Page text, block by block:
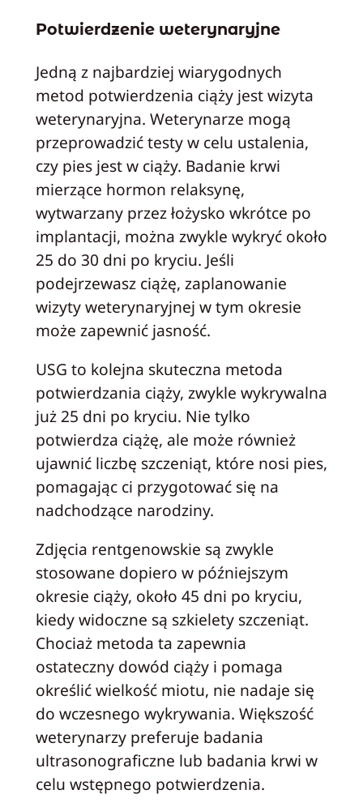
Potwierdzenie weterynaryjne
Jedną z najbardziej wiarygodnych
metod potwierdzenia ciąży jest wizyta
weterynaryjna. Weterynarze mogą
przeprowadzić testy w celu ustalenia,
czy pies jest w ciąży. Badanie krwi
mierzące hormon relaksynę,
wytwarzany przez łożysko wkrótce po
implantacji, można zwykle wykryć około
25 do 30 dni po kryciu. Jeśli
podejrzewasz ciążę, zaplanowanie
wizyty weterynaryjnej w tym okresie
może zapewnić jasność.
USG to kolejna skuteczna metoda
potwierdzania ciąży, zwykle wykrywalna
już 25 dni po kryciu. Nie tylko
potwierdza ciążę, ale może również
ujawnić liczbę szczeniąt, które nosi pies,
pomagając ci przygotować się na
nadchodzące narodziny.
Zdjęcia rentgenowskie są zwykle
stosowane dopiero w późniejszym
okresie ciąży, około 45 dni po kryciu,
kiedy widoczne są szkielety szczeniąt.
Chociaż metoda ta zapewnia
ostateczny dowód ciąży i pomaga
określić wielkość miotu, nie nadaje się
do wczesnego wykrywania. Większość
weterynarzy preferuje badania
ultrasonograficzne lub badania krwi w
celu wstępnego potwierdzenia.